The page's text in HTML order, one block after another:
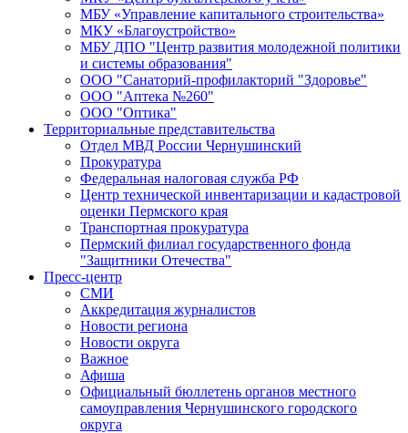
МБУ «Управление капитального строительства»
МКУ «Благоустройство»
МБУ ДПО "Центр развития молодежной политики
и системы образования"
ООО "Санаторий-профилакторий "Здоровье"
ООО "Аптека №260"
ООО "Оптика"
Территориальные представительства
Отдел МВД России Чернушинский
Прокуратура
Федеральная налоговая служба РФ
Центр технической инвентаризации и кадастровой
оценки Пермского края
Транспортная прокуратура
Пермский филиал государственного фонда
"Защитники Отечества"
Пресс-центр
СМИ
Аккредитация журналистов
Новости региона
Новости округа
Важное
Афиша
Официальный бюллетень органов местного
самоуправления Чернушинского городского
округа